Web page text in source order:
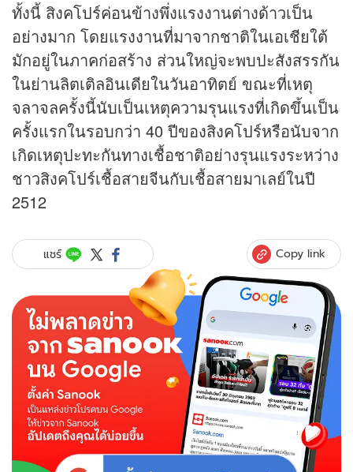
ทั้งนี้ สิงคโปร์ค่อนข้างพึ่งแรงงานต่างด้าวเป็น
อย่างมาก โดยแรงงานที่มาจากชาติในเอเชียใต้
มักอยู่ในภาคก่อสร้าง ส่วนใหญ่จะพบปะสังสรรกัน
ในย่านลิตเติลอินเดียในวันอาทิตย์ ขณะที่เหตุ
จลาจลครั้งนี้นับเป็นเหตุความรุนแรงที่เกิดขึ้นเป็น
ครั้งแรกในรอบกว่า 40 ปีของสิงคโปร์หรือนับจาก
เกิดเหตุปะทะกันทางเชื้อชาติอย่างรุนแรงระหว่าง
ชาวสิงคโปร์เชื้อสายจีนกับเชื้อสายมาเลย์ในปี
2512
แชร์ Copy link